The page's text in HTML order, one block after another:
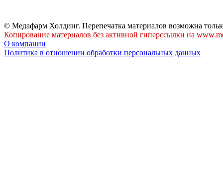
© Медафарм Холдинг. Перепечатка материалов возможна
Копирование материалов без активной гиперссылки на
О компании
Политика в отношении обработки персональных данных